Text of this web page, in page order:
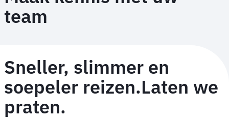
team
Sneller, slimmer en
soepeler reizen.Laten we
praten.